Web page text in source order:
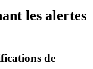
les alertes
de